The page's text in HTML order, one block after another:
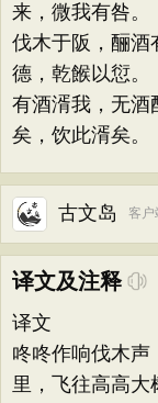
来，微我有咎。
伐木于阪，酾酒
德，乾餱以愆。
有酒湑我，无酒
矣，饮此湑矣。
古文岛 客户
译文及注释
译文
咚咚作响伐木声
里，飞往高高